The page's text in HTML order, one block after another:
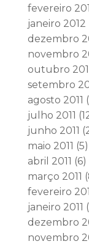
fevereiro
janeiro 2012
dezembro
novembro
outubro
setembro
agosto 2011
julho 2011
junho 2011
maio 2011 (5)
abril 2011 (6)
março 2011
fevereiro
janeiro 2011
dezembro
novembro